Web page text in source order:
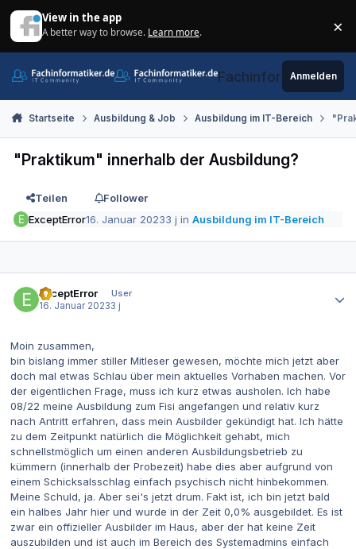
View in the app
A better way to browse. Learn more. ×
Fachinformatiker.de
Anmelden
Startseite Ausbildung & Job Ausbildung im IT-Bereich
"Praktikum" innerhalb der Ausbildung?
Teilen
Follower
ExceptError16. Januar 20233 j inAusbildung im IT-Bereich
ExceptError
User
16. Januar 20233 j
Moin zusammen,
bin bislang immer stiller Mitleser gewesen, möchte mich jetzt aber
doch mal etwas Schlau über mein aktuelles Vorhaben machen. Vor
der eigentlichen Frage, muss ich kurz etwas ausholen. Ich habe
08/22 meine Ausbildung zum Fisi angefangen und relativ kurz
nach Antritt erfahren, dass mein Ausbilder gekündigt hat. Ich hätte
zu dem Zeitpunkt natürlich die Möglichkeit gehabt, mich
schnellstmöglich um einen anderen Ausbildungsbetrieb zu
kümmern (innerhalb der Probezeit) habe dies aber aufgrund von
einem Schicksalsschlag einfach psychisch nicht hinbekommen.
Meine Schuld, ja. Aber sei's jetzt drum. Fakt ist, ich bin jetzt bald
ein halbes Jahr hier und wurde in der Zeit 0,0% ausgebildet. Es ist
zwar ein offizieller Ausbilder im Haus, aber der hat keine Zeit
auszubilden und ist auch im Bereich des Systemadmins einfach